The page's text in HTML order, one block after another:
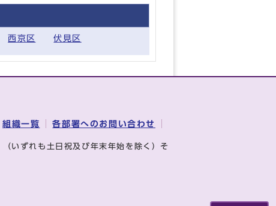
西京区 伏見区
組織一覧 各部署へのお問い合わせ
（いずれも土日祝及び年末年始を除く）そ